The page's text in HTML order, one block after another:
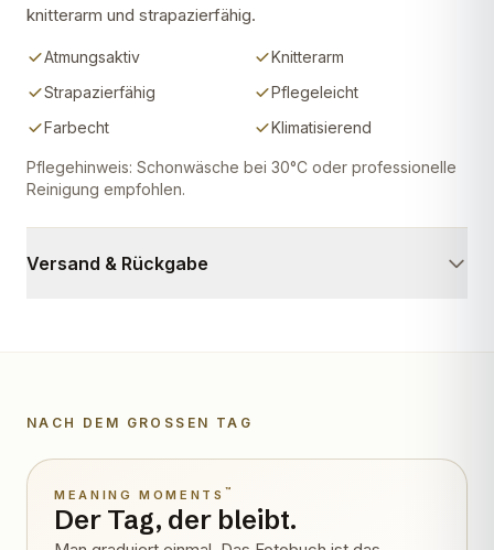
knitterarm und strapazierfähig.
Atmungsaktiv
Knitterarm
Strapazierfähig
Pflegeleicht
Farbecht
Klimatisierend
Pflegehinweis: Schonwäsche bei 30°C oder professionelle
Reinigung empfohlen.
Versand & Rückgabe
NACH DEM GROSSEN TAG
Wird lebendig
MEANING MOMENTS ™
Der Tag, der bleibt.